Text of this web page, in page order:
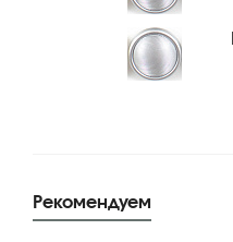
Рекомендуем